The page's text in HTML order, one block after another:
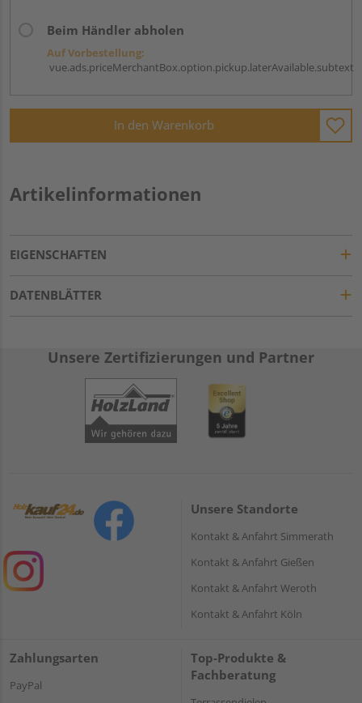
Beim Händler abholen
Auf Vorbestellung:
vue.ads.priceMerchantBox.option.pickup.laterAvailable.subtext
In den Warenkorb
Artikelinformationen
EIGENSCHAFTEN
DATENBLÄTTER
Unsere Zertifizierungen und Partner
Unsere Standorte
Kontakt & Anfahrt Simmerath
Kontakt & Anfahrt Gießen
Kontakt & Anfahrt Weroth
Kontakt & Anfahrt Köln
Zahlungsarten
PayPal
Top-Produkte &
Fachberatung